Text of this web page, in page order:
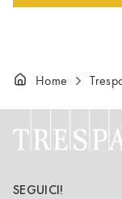
Home
SEGUICI!